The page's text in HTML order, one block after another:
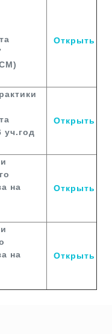
Открыть
уч.год
Открыть
на
Открыть
на
Открыть